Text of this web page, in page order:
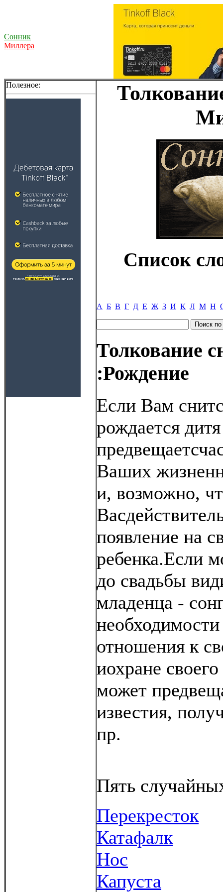
Сонник
Миллера
Полезное:
Список
А Б В Г Д Е Ж З И К Л М Н
Толкование
:Рождение
Если Вам
рождается
Ваших
и, возможно,
появление на
ребенка.Если
до свадьбы
младенца -
отношения к
иохране
может
известия,
пр.
Пять
Перекресток
Катафалк
Нoc
Капуста